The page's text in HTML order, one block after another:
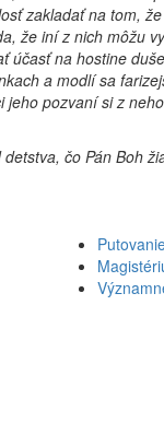
zakladať na tom,
že iní z nich môžu
účasť na hos­tine
a mod­lí sa
jeho pozvaní si z
čo Pán Boh